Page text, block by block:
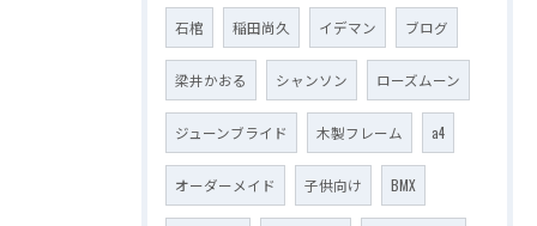
石棺 稲田尚久 イデマン ブログ
梁井かおる シャンソン ローズムーン
ジューンブライド 木製フレーム a4
オーダーメイド 子供向け BMX